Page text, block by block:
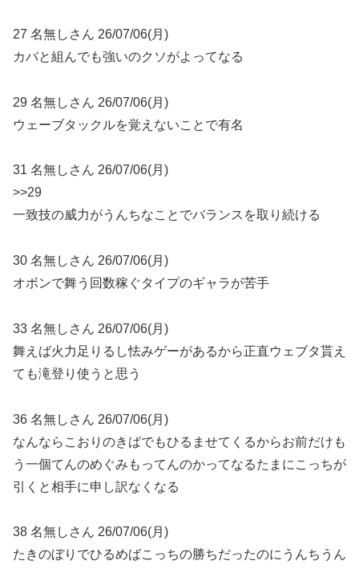
27 名無しさん 26/07/06(月)
カバと組んでも強いのクソがよってなる
29 名無しさん 26/07/06(月)
ウェーブタックルを覚えないことで有名
31 名無しさん 26/07/06(月)
>>29
一致技の威力がうんちなことでバランスを取り続ける
30 名無しさん 26/07/06(月)
オボンで舞う回数稼ぐタイプのギャラが苦手
33 名無しさん 26/07/06(月)
舞えば火力足りるし怯みゲーがあるから正直ウェブタ貰え
ても滝登り使うと思う
36 名無しさん 26/07/06(月)
なんならこおりのきばでもひるませてくるからお前だけも
う一個てんのめぐみもってんのかってなるたまにこっちが
引くと相手に申し訳なくなる
38 名無しさん 26/07/06(月)
たきのぼりでひるめばこっちの勝ちだったのにうんちうん